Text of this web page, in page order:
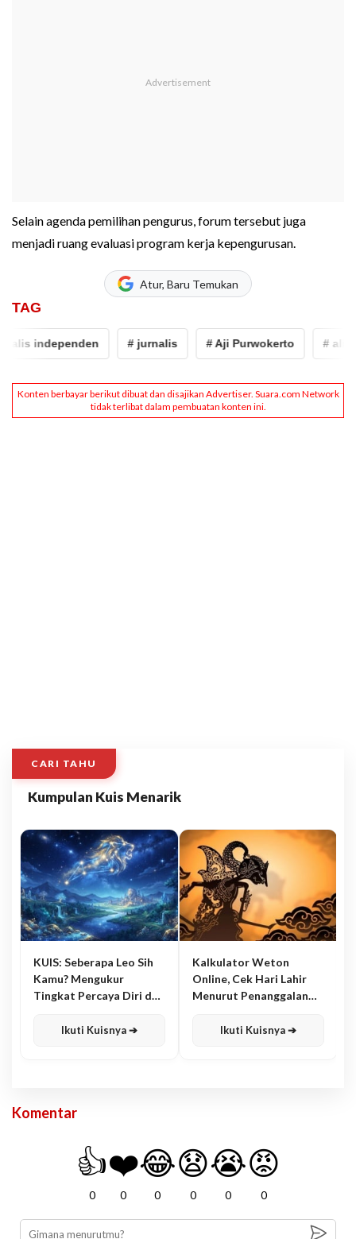
Selain agenda pemilihan pengurus, forum tersebut juga
menjadi ruang evaluasi program kerja kepengurusan.
Atur, Baru Temukan
TAG
independen # jurnalis # Aji Purwokerto #
CARI TAHU
Kumpulan Kuis Menarik
KUIS: Seberapa Leo Sih
Kamu? Mengukur
Tingkat Percaya Diri dan
Ikuti Kuisnya ➔
Kalkulator Weton
Online, Cek Hari Lahir
Menurut Penanggalan
Ikuti Kuisnya ➔
Komentar
👍
0
❤️
0
😂
0
😧
0
😭
0
😡
0